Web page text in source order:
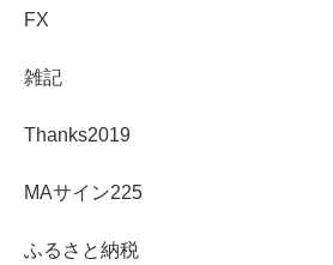
FX
雑記
Thanks2019
MAサイン225
ふるさと納税